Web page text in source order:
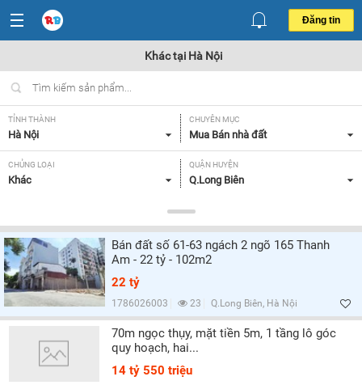
Đăng tin
Khác tại Hà Nội
TỈNH THÀNH
Hà Nội
CHUYÊN MỤC
Mua Bán nhà đất
CHỦNG LOẠI
Khác
QUẬN HUYỆN
Q.Long Biên
< 30 m2,
MỨC GIÁ
Tất cả
HƯỚNG
Tất cả
GIẤY TỜ PHÁP LÝ
Lọc
Bán đất số 61-63 ngách 2 ngõ 165 Thanh
Am - 22 tỷ - 102m2
22 tỷ
1786026003 23 Q.Long Biên, Hà Nội
70m ngọc thụy, mặt tiền 5m, 1 tầng lô góc
quy hoạch, hai...
14 tỷ 550 triệu